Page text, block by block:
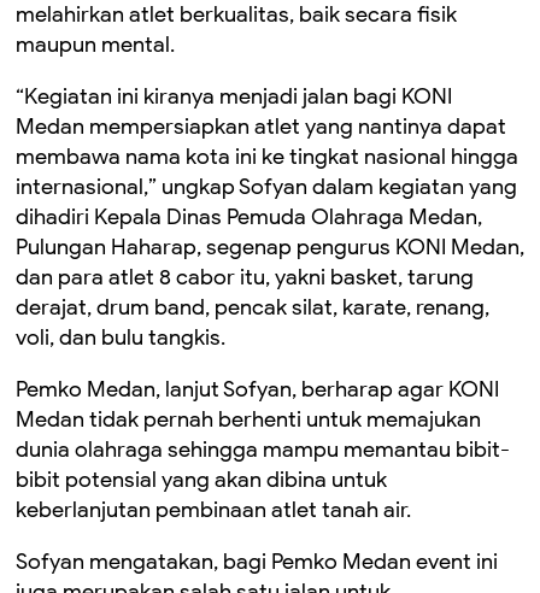
melahirkan atlet berkualitas, baik secara fisik
maupun mental.
“Kegiatan ini kiranya menjadi jalan bagi KONI
Medan mempersiapkan atlet yang nantinya dapat
membawa nama kota ini ke tingkat nasional hingga
internasional,” ungkap Sofyan dalam kegiatan yang
dihadiri Kepala Dinas Pemuda Olahraga Medan,
Pulungan Haharap, segenap pengurus KONI Medan,
dan para atlet 8 cabor itu, yakni basket, tarung
derajat, drum band, pencak silat, karate, renang,
voli, dan bulu tangkis.
Pemko Medan, lanjut Sofyan, berharap agar KONI
Medan tidak pernah berhenti untuk memajukan
dunia olahraga sehingga mampu memantau bibit-
bibit potensial yang akan dibina untuk
keberlanjutan pembinaan atlet tanah air.
Sofyan mengatakan, bagi Pemko Medan event ini